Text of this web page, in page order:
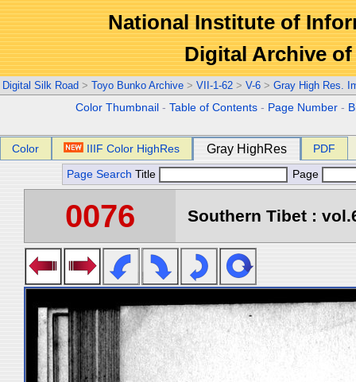
National Institute of
Digital Archive
Digital Silk Road > Toyo Bunko Archive > VII-1-62 > V-6 > Gray High Res.
Color Thumbnail -Table of Contents - Page Number -
Color IIIF Color HighRes Gray HighRes PDF
Page Search Title Page
0076 Southern Tibet :